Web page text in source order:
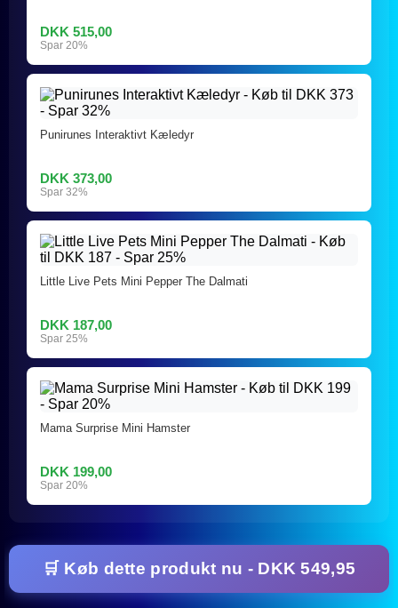
DKK 515,00
Spar 20%
Punirunes Interaktivt Kæledyr
DKK 373,00
Spar 32%
Little Live Pets Mini Pepper The Dalmati
DKK 187,00
Spar 25%
Mama Surprise Mini Hamster
DKK 199,00
Spar 20%
🛒 Køb dette produkt nu - DKK 549,95